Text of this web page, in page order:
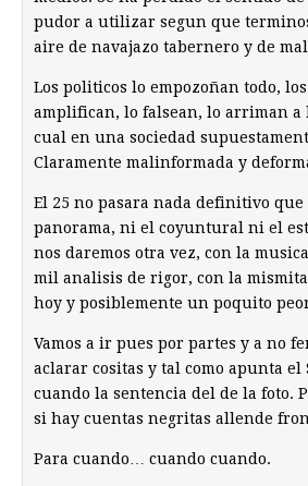
pudor a utilizar segun que
aire de navajazo tabernero y de
Los politicos lo empozoñan todo,
amplifican, lo falsean, lo arriman a
cual en una sociedad
Claramente malinformada y
El 25 no pasara nada definitivo que
panorama, ni el coyuntural ni el
nos daremos otra vez, con la
mil analisis de rigor, con la
hoy y posiblemente un poquito
Vamos a ir pues por partes y a no
aclarar cositas y tal como apunta el
cuando la sentencia del de la foto.
si hay cuentas negritas allende
Para cuando… cuando cuando.